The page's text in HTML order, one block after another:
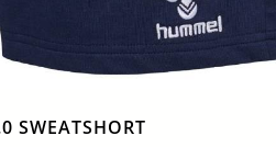
SWEATSHORT